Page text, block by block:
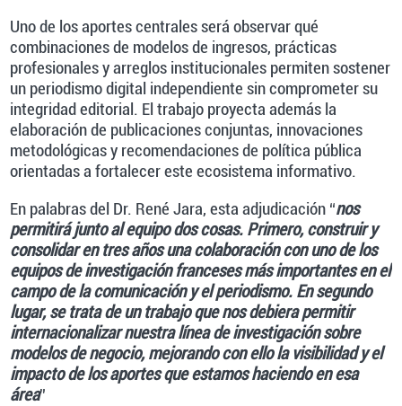
Uno de los aportes centrales será observar qué
combinaciones de modelos de ingresos, prácticas
profesionales y arreglos institucionales permiten sostener
un periodismo digital independiente sin comprometer su
integridad editorial. El trabajo proyecta además la
elaboración de publicaciones conjuntas, innovaciones
metodológicas y recomendaciones de política pública
orientadas a fortalecer este ecosistema informativo.
En palabras del Dr. René Jara, esta adjudicación “nos
permitirá junto al equipo dos cosas. Primero, construir y
consolidar en tres años una colaboración con uno de los
equipos de investigación franceses más importantes en el
campo de la comunicación y el periodismo. En segundo
lugar, se trata de un trabajo que nos debiera permitir
internacionalizar nuestra línea de investigación sobre
modelos de negocio, mejorando con ello la visibilidad y el
impacto de los aportes que estamos haciendo en esa
área”